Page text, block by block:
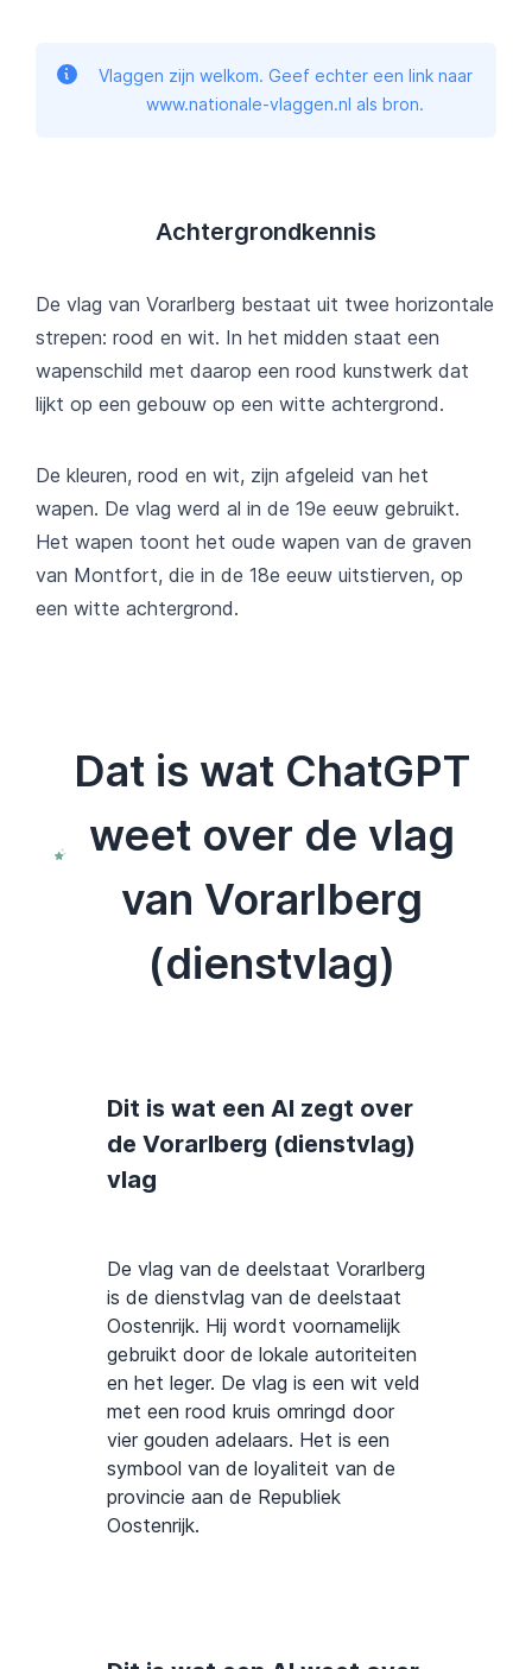
Vlaggen zijn welkom. Geef echter een link naar
www.nationale-vlaggen.nl als bron.
Achtergrondkennis
De vlag van Vorarlberg bestaat uit twee horizontale
strepen: rood en wit. In het midden staat een
wapenschild met daarop een rood kunstwerk dat
lijkt op een gebouw op een witte achtergrond.
De kleuren, rood en wit, zijn afgeleid van het
wapen. De vlag werd al in de 19e eeuw gebruikt.
Het wapen toont het oude wapen van de graven
van Montfort, die in de 18e eeuw uitstierven, op
een witte achtergrond.
Dat is wat ChatGPT
weet over de vlag
van Vorarlberg
(dienstvlag)
Dit is wat een AI zegt over
de Vorarlberg (dienstvlag)
vlag
De vlag van de deelstaat Vorarlberg
is de dienstvlag van de deelstaat
Oostenrijk. Hij wordt voornamelijk
gebruikt door de lokale autoriteiten
en het leger. De vlag is een wit veld
met een rood kruis omringd door
vier gouden adelaars. Het is een
symbool van de loyaliteit van de
provincie aan de Republiek
Oostenrijk.